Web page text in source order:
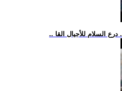
درع السلام للأجيال القا